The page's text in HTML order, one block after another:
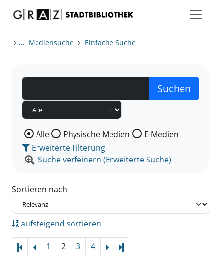
› ... Mediensuche › Einfache Suche
Wählen Sie die Medienart nach der Sie suchen wollen.
Alle Physische Medien
E-Medien
Erweiterte Filterung
Suche verfeinern (Erweiterte Suche)
Sortieren nach
aufsteigend sortieren
1 2 3 4